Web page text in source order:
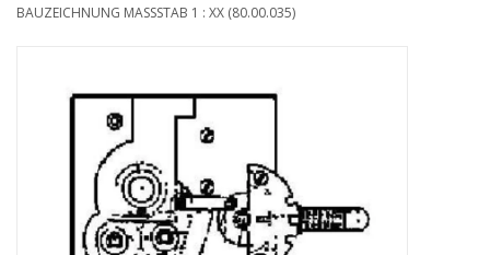
Dokumentation
Zeitschriften
Neue Zeichnungen
BAUZEICHNUNG MASSSTAB 1 : XX (80.00.035)